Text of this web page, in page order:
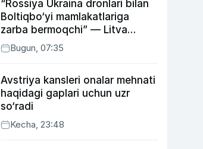
“Rossiya Ukraina dronlari bilan
Boltiqbo‘yi mamlakatlariga
zarba bermoqchi” — Litva
mudofaa vaziri
Bugun, 07:35
Avstriya kansleri onalar mehnati
haqidagi gaplari uchun uzr
so‘radi
Kecha, 23:48